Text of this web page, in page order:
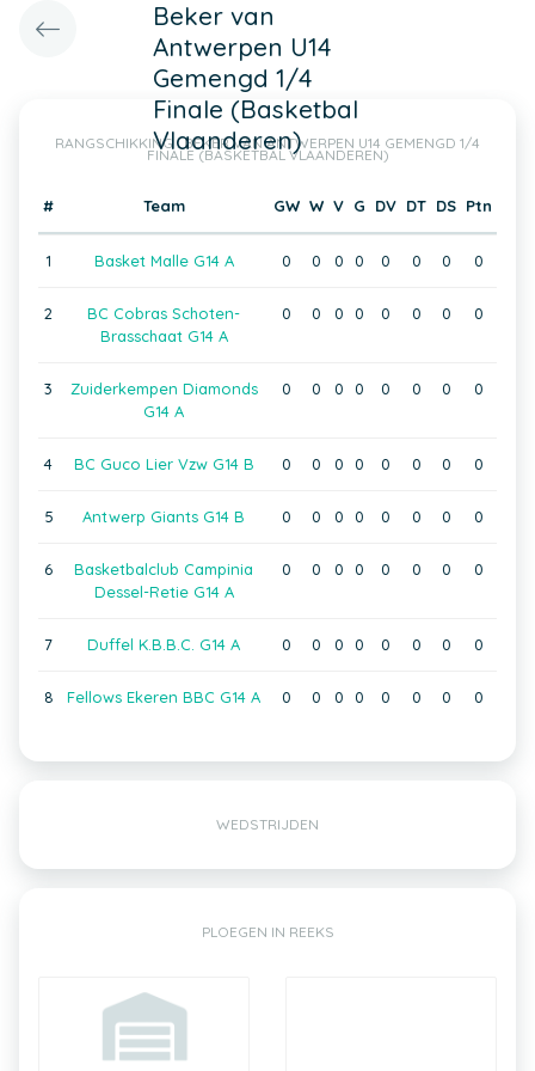
Beker van
Antwerpen U14
Gemengd 1/4
Finale (Basketbal
Vlaanderen)
RANGSCHIKKING : BEKER VAN ANTWERPEN U14 GEMENGD 1/4
FINALE (BASKETBAL VLAANDEREN)
# Team GW W V G DV DT DS Ptn
1 Basket Malle G14 A 0 0 0 0 0 0 0 0
2
BC Cobras Schoten-
Brasschaat G14 A
0 0 0 0 0 0 0 0
3
Zuiderkempen Diamonds
G14 A
0 0 0 0 0 0 0 0
4 BC Guco Lier Vzw G14 B 0 0 0 0 0 0 0 0
5 Antwerp Giants G14 B 0 0 0 0 0 0 0 0
6
Basketbalclub Campinia
Dessel-Retie G14 A
0 0 0 0 0 0 0 0
7 Duffel K.B.B.C. G14 A 0 0 0 0 0 0 0 0
8 Fellows Ekeren BBC G14 A 0 0 0 0 0 0 0 0
WEDSTRIJDEN
PLOEGEN IN REEKS